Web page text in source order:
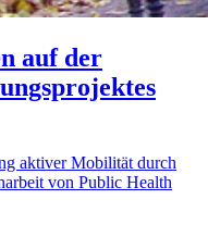
auf der
aktiver Mobilität durch
von Public Health